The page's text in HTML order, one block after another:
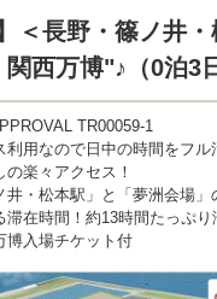
＜長野・篠ノ井
西万博"♪（0泊3
TR00059-1
用なので日中の時間をフル
楽々アクセス！
井・松本駅」と「夢洲会場
在時間！約13時間たっぷり
入場チケット付